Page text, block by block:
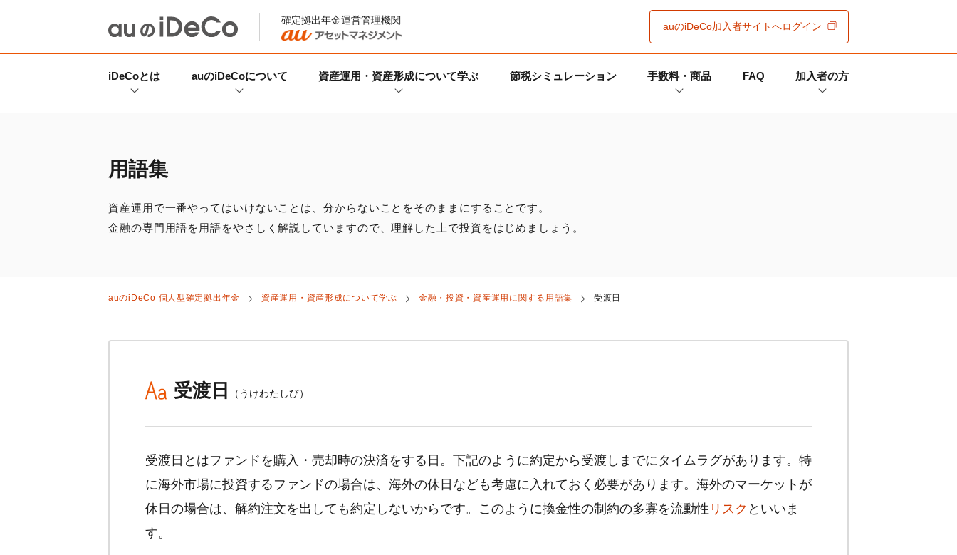
確定拠出年金運営管理機関
auのiDeCo加入者サイトへログイン
iDeCoとは auのiDeCoについて 資産運用・資産形成について学ぶ 節税シミュレーション 手数料・商品 FAQ 加入者の方
用語集
資産運用で一番やってはいけないことは、分からないことをそのままにすることです。
金融の専門用語を用語をやさしく解説していますので、理解した上で投資をはじめましょう。
auのiDeCo 個人型確定拠出年金 資産運用・資産形成について学ぶ 金融・投資・資産運用に関する用語集 受渡日
受渡日 （うけわたしび）
受渡日とはファンドを購入・売却時の決済をする日。下記のように約定から受渡しまでにタイムラグがあります。特
に海外市場に投資するファンドの場合は、海外の休日なども考慮に入れておく必要があります。海外のマーケットが
休日の場合は、解約注文を出しても約定しないからです。このように換金性の制約の多寡を流動性 リスク といいま
す。